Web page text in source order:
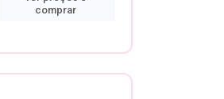
comprar